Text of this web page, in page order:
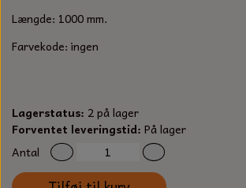
DYBEL
SPÆNDEBÅND
STIKSAV KLINGER
MEJSLER
Længde: 1000 mm.
Farvekode: ingen
Lagerstatus: 2 på lager
Forventet leveringstid: På lager
Antal